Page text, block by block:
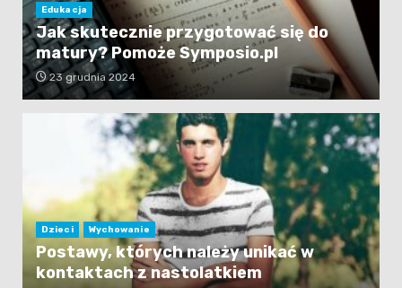
Edukacja
Jak skutecznie przygotować się do
matury? Pomoże Symposio.pl
23 grudnia 2024
Dzieci Wychowanie
Postawy, których należy unikać w
kontaktach z nastolatkiem